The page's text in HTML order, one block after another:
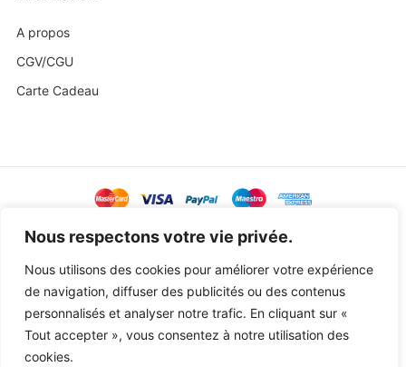
Nous respectons votre vie privée.
Nous utilisons des cookies pour améliorer votre expérience
de navigation, diffuser des publicités ou des contenus
personnalisés et analyser notre trafic. En cliquant sur «
Tout accepter », vous consentez à notre utilisation des
cookies.
A propos
CGV/CGU
Carte Cadeau
@ Copyright 2023 Baby Sweetness byAgence Exoa